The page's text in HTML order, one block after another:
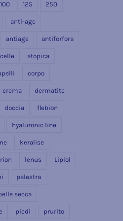
100 125 250
anti-age
antiage antiforfora
atopica
corpo
crema dermatite
doccia flebion
hyaluronic line
keralise
lenus Lipiol
palestra
secca
piedi prurito